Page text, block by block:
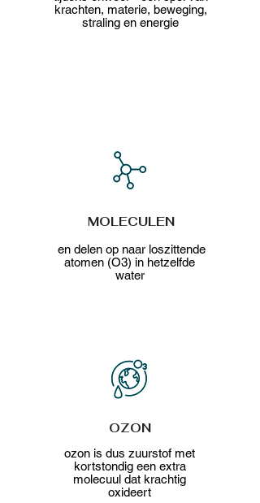
krachten, materie, beweging,
straling en energie
MOLECULEN
en delen op naar loszittende
atomen (O3) in hetzelfde
water
OZON
ozon is dus zuurstof met
kortstondig een extra
molecuul dat krachtig
oxideert